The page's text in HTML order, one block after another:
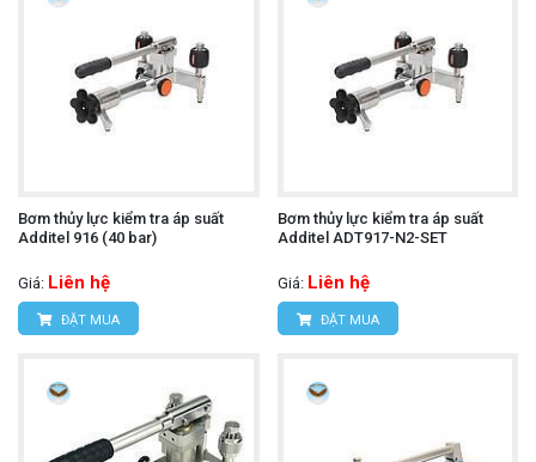
Bơm thủy lực kiểm tra áp suất
Additel 916 (40 bar)
Giá: Liên hệ
ĐẶT MUA
Bơm thủy lực kiểm tra áp suất
Additel ADT917-N2-SET
Giá: Liên hệ
ĐẶT MUA